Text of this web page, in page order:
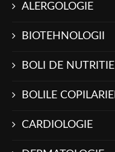
ALERGOLOGIE
BIOTEHNOLOGII
BOLI DE NUTRITIE
BOLILE COPILARIEI
CARDIOLOGIE